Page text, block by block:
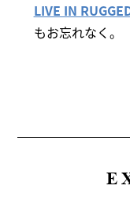
LIVE IN
もお忘れなく。